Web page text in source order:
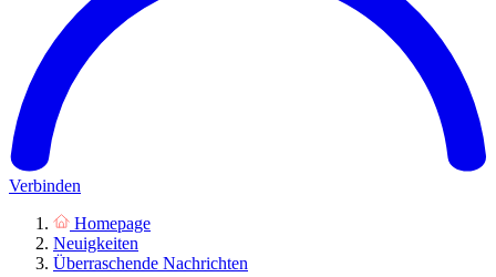
Verbinden
Homepage
Neuigkeiten
Überraschende Nachrichten